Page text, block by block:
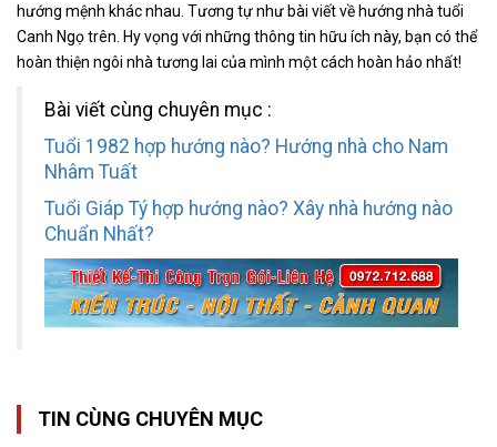
hướng mệnh khác nhau. Tương tự như bài viết về hướng nhà tuổi
Canh Ngọ trên. Hy vọng với những thông tin hữu ích này, bạn có thể
hoàn thiện ngôi nhà tương lai của mình một cách hoàn hảo nhất!
Bài viết cùng chuyên mục :
Tuổi 1982 hợp hướng nào? Hướng nhà cho Nam
Nhâm Tuất
Tuổi Giáp Tý hợp hướng nào? Xây nhà hướng nào
Chuẩn Nhất?
TIN CÙNG CHUYÊN MỤC